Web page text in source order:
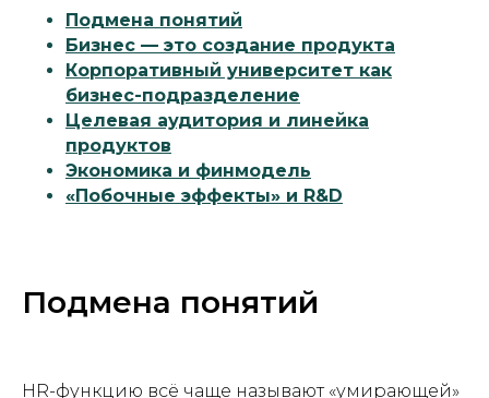
Подмена понятий
Бизнес — это создание продукта
Корпоративный университет как
бизнес-подразделение
Целевая аудитория и линейка
продуктов
Экономика и финмодель
«Побочные эффекты» и R&D
Подмена понятий
HR-функцию всё чаще называют «умирающей»